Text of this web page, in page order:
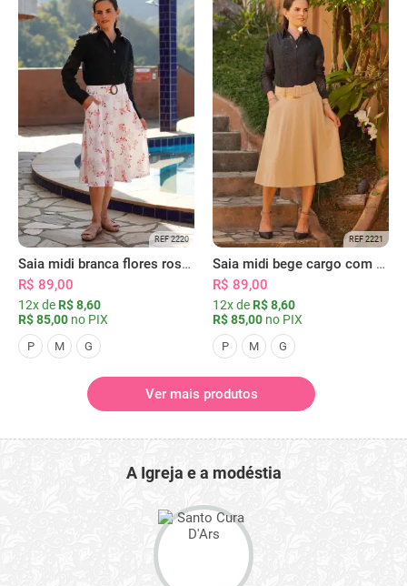
REF 2220
Saia midi branca flores rosas com bolsos
R$ 89,00
12x de R$ 8,60
R$ 85,00 no PIX
P M G
REF 2221
Saia midi bege cargo com bolsos
R$ 89,00
12x de R$ 8,60
R$ 85,00 no PIX
P M G
Ver mais produtos
A Igreja e a modéstia